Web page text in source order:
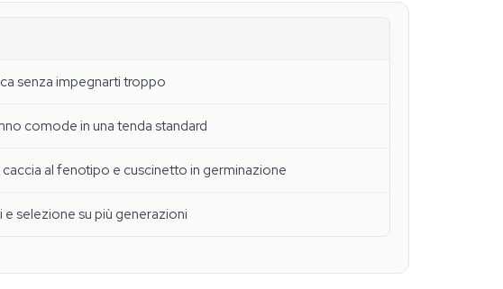
senza impegnarti troppo
comode in una tenda standard
caccia al fenotipo e cuscinetto in germinazione
e selezione su più generazioni